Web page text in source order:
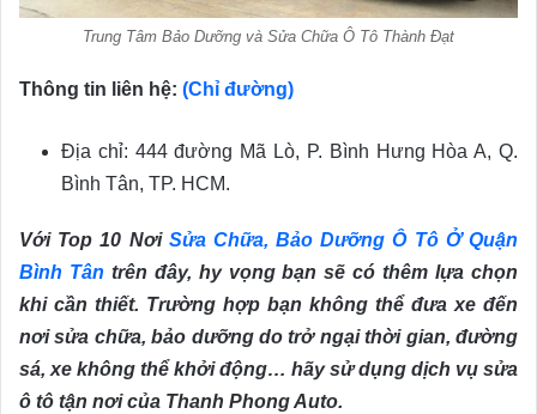
Trung Tâm Bảo Dưỡng và Sửa Chữa Ô Tô Thành Đạt
Thông tin liên hệ: (Chỉ đường)
Địa chỉ: 444 đường Mã Lò, P. Bình Hưng Hòa A, Q.
Bình Tân, TP. HCM.
Với Top 10 Nơi Sửa Chữa, Bảo Dưỡng Ô Tô Ở Quận
Bình Tân trên đây, hy vọng bạn sẽ có thêm lựa chọn
khi cần thiết. Trường hợp bạn không thể đưa xe đến
nơi sửa chữa, bảo dưỡng do trở ngại thời gian, đường
sá, xe không thể khởi động… hãy sử dụng dịch vụ sửa
ô tô tận nơi của Thanh Phong Auto.